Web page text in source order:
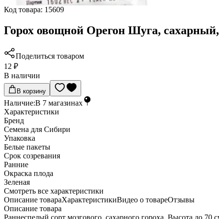
Код товара: 15609
Горох овощной Орегон Шуга,
Поделиться товаром
12 ₽
В наличии
В корзину
Наличие:В 7 магазинах
Характеристики
Бренд
Семена для Сибири
Упаковка
Белые пакеты
Срок созревания
Ранние
Окраска плода
Зеленая
Cмотреть все характеристики
Описание товараХарактеристикиВидео о товареОтзывы
Описание товара